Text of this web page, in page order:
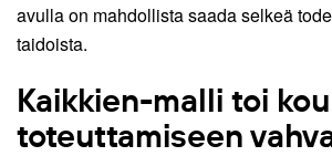
avulla on mahdollista saada selkeä
taidoista.
Kaikkien-malli toi
toteuttamiseen